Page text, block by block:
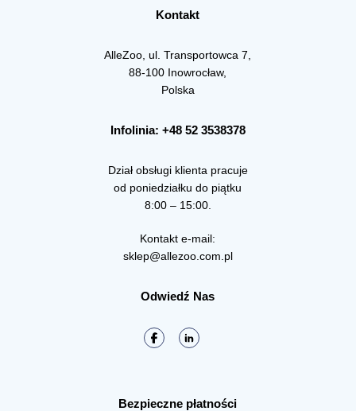
Kontakt
AlleZoo, ul. Transportowca 7,
88-100 Inowrocław,
Polska
Infolinia: +48 52 3538378
Dział obsługi klienta pracuje
od poniedziałku do piątku
8:00 – 15:00.
Kontakt e-mail:
sklep@allezoo.com.pl
Odwiedź Nas
Bezpieczne płatności